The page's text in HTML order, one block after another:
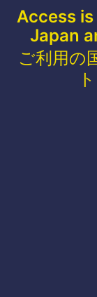
Access
Japan
ご利用の